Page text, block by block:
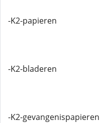
-K2-papieren
-K2-bladeren
-K2-gevangenispapieren